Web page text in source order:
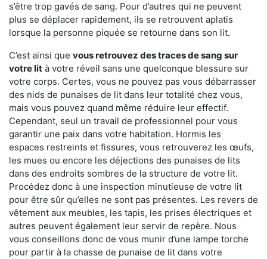
s’être trop gavés de sang. Pour d’autres qui ne peuvent
plus se déplacer rapidement, ils se retrouvent aplatis
lorsque la personne piquée se retourne dans son lit.
C’est ainsi que vous retrouvez des traces de sang sur
votre lit à votre réveil sans une quelconque blessure sur
votre corps. Certes, vous ne pouvez pas vous débarrasser
des nids de punaises de lit dans leur totalité chez vous,
mais vous pouvez quand même réduire leur effectif.
Cependant, seul un travail de professionnel pour vous
garantir une paix dans votre habitation. Hormis les
espaces restreints et fissures, vous retrouverez les œufs,
les mues ou encore les déjections des punaises de lits
dans des endroits sombres de la structure de votre lit.
Procédez donc à une inspection minutieuse de votre lit
pour être sûr qu’elles ne sont pas présentes. Les revers de
vêtement aux meubles, les tapis, les prises électriques et
autres peuvent également leur servir de repère. Nous
vous conseillons donc de vous munir d’une lampe torche
pour partir à la chasse de punaise de lit dans votre